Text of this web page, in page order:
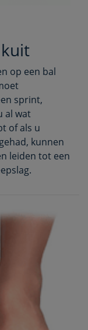
op een bal
sprint,
al wat
of als u
kunnen
leiden tot een